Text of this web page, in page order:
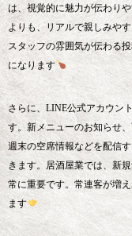
は、視覚的に魅力が伝わり
よりも、リアルで親しみや
スタッフの雰囲気が伝わる
になります
さらに、LINE公式アカウン
す。新メニューのお知らせ
週末の空席情報などを配信
きます。居酒屋業では、新
常に重要です。常連客が増
ます